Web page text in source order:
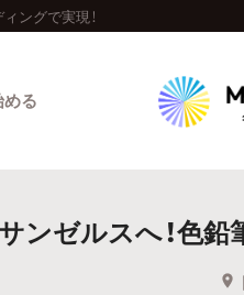
ングで実現！
人気のプロジェクト
る
ンゼルスへ！色鉛